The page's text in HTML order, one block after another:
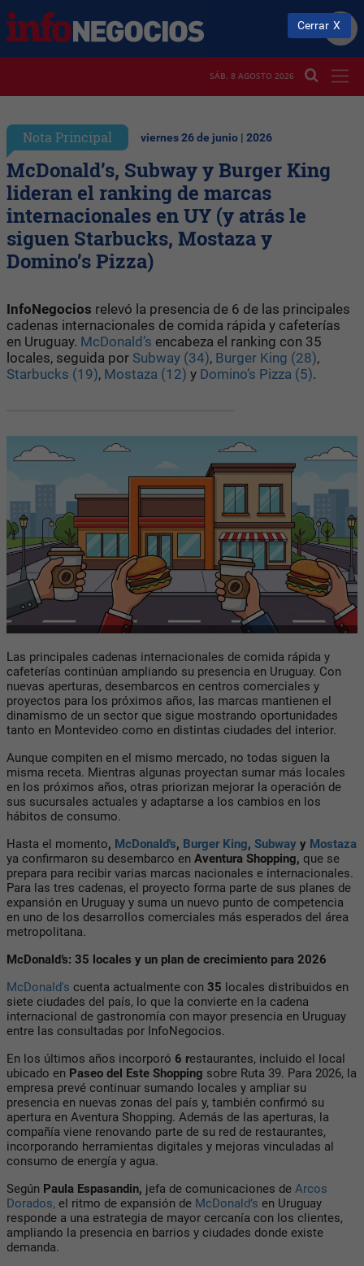
SÁB. 8 AGOSTO 2026
Nota Principal viernes 26 de junio | 2026
McDonald’s, Subway y Burger King
lideran el ranking de marcas
internacionales en UY (y atrás le
siguen Starbucks, Mostaza y
Domino’s Pizza)
InfoNegocios relevó la presencia de 6 de las principales
cadenas internacionales de comida rápida y cafeterías
en Uruguay. McDonald’s encabeza el ranking con 35
locales, seguida por Subway (34), Burger King (28),
Starbucks (19), Mostaza (12) y Domino’s Pizza (5).
Las principales cadenas internacionales de comida rápida y
cafeterías continúan ampliando su presencia en Uruguay. Con
nuevas aperturas, desembarcos en centros comerciales y
proyectos para los próximos años, las marcas mantienen el
dinamismo de un sector que sigue mostrando oportunidades
tanto en Montevideo como en distintas ciudades del interior.
Aunque compiten en el mismo mercado, no todas siguen la
misma receta. Mientras algunas proyectan sumar más locales
en los próximos años, otras priorizan mejorar la operación de
sus sucursales actuales y adaptarse a los cambios en los
hábitos de consumo.
Hasta el momento, McDonald's, Burger King, Subway y Mostaza
ya confirmaron su desembarco en Aventura Shopping, que se
prepara para recibir varias marcas nacionales e internacionales.
Para las tres cadenas, el proyecto forma parte de sus planes de
expansión en Uruguay y suma un nuevo punto de competencia
en uno de los desarrollos comerciales más esperados del área
metropolitana.
McDonald’s: 35 locales y un plan de crecimiento para 2026
McDonald's cuenta actualmente con 35 locales distribuidos en
siete ciudades del país, lo que la convierte en la cadena
internacional de gastronomía con mayor presencia en Uruguay
entre las consultadas por InfoNegocios.
En los últimos años incorporó 6 restaurantes, incluido el local
ubicado en Paseo del Este Shopping sobre Ruta 39. Para 2026, la
empresa prevé continuar sumando locales y ampliar su
presencia en nuevas zonas del país y, también confirmó su
apertura en Aventura Shopping. Además de las aperturas, la
compañía viene renovando parte de su red de restaurantes,
incorporando herramientas digitales y mejoras vinculadas al
consumo de energía y agua.
Según Paula Espasandin, jefa de comunicaciones de Arcos
Dorados, el ritmo de expansión de McDonald’s en Uruguay
responde a una estrategia de mayor cercanía con los clientes,
ampliando la presencia en barrios y ciudades donde existe
demanda.
Cerrar